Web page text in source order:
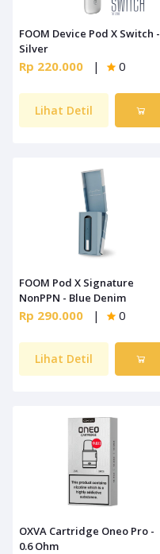
FOOM Device Pod X Switch -
Silver
Rp 220.000 | 0
Lihat Detil
FOOM Pod X Signature
NonPPN - Blue Denim
Rp 290.000 | 0
Lihat Detil
OXVA Cartridge Oneo Pro -
0.6 Ohm